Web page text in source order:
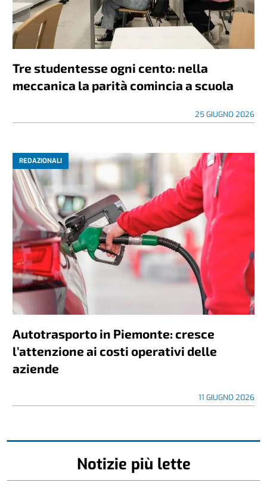
Tre studentesse ogni cento: nella
meccanica la parità comincia a scuola
25 GIUGNO 2026
REDAZIONALI
Autotrasporto in Piemonte: cresce
l’attenzione ai costi operativi delle
aziende
11 GIUGNO 2026
Notizie più lette